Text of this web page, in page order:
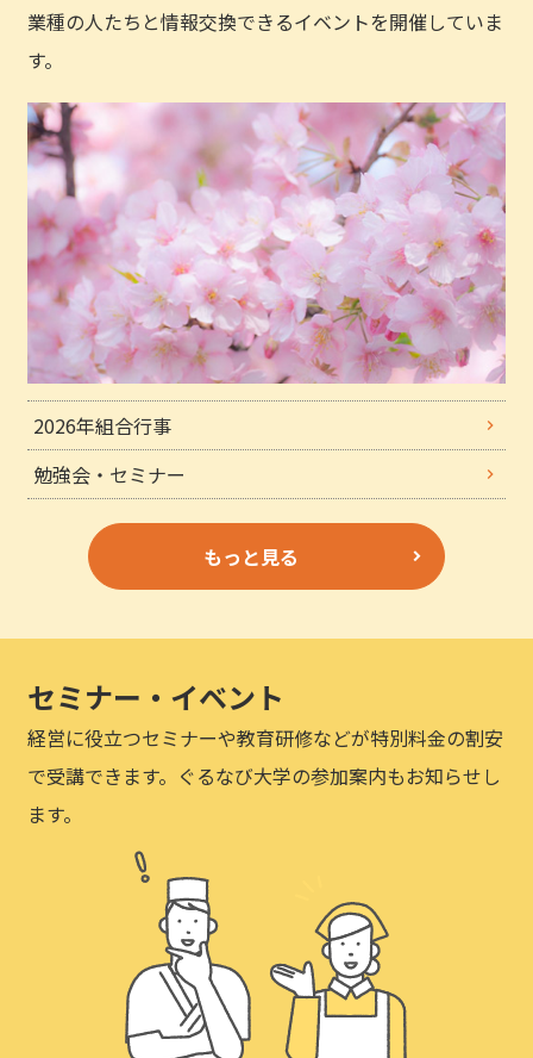
業種の人たちと情報交換できるイベントを開催していま
す。
2026年組合行事
勉強会・セミナー
もっと見る
セミナー・イベント
経営に役立つセミナーや教育研修などが特別料金の割安
で受講できます。ぐるなび大学の参加案内もお知らせし
ます。